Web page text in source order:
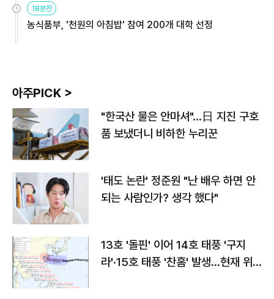
18분전
농식품부, '천원의 아침밥' 참여 200개 대학 선정
아주PICK >
"한국산 물은 안마셔"…日 지진 구호
품 보냈더니 비하한 누리꾼
'태도 논란' 정준원 "난 배우 하면 안
되는 사람인가? 생각 했다"
13호 '돌핀' 이어 14호 태풍 '구지
라'·15호 태풍 '찬홈' 발생…현재 위